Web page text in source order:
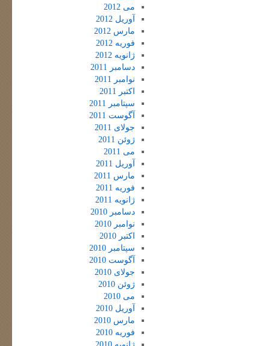
می 2012
آوریل 2012
مارس 2012
فوریه 2012
ژانویه 2012
دسامبر 2011
نوامبر 2011
اکتبر 2011
سپتامبر 2011
آگوست 2011
جولای 2011
ژوئن 2011
می 2011
آوریل 2011
مارس 2011
فوریه 2011
ژانویه 2011
دسامبر 2010
نوامبر 2010
اکتبر 2010
سپتامبر 2010
آگوست 2010
جولای 2010
ژوئن 2010
می 2010
آوریل 2010
مارس 2010
فوریه 2010